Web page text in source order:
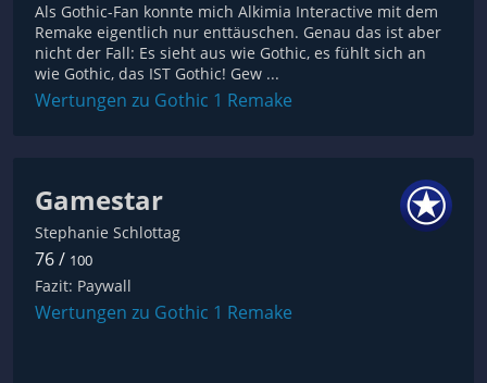
Als Gothic-Fan konnte mich Alkimia Interactive mit dem
Remake eigentlich nur enttäuschen. Genau das ist aber
nicht der Fall: Es sieht aus wie Gothic, es fühlt sich an
wie Gothic, das IST Gothic! Gew ...
Wertungen zu Gothic 1 Remake
Gamestar
Stephanie Schlottag
76 / 100
Fazit: Paywall
Wertungen zu Gothic 1 Remake